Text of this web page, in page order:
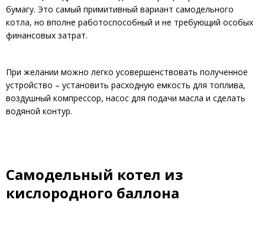
бумагу. Это самый примитивный вариант самодельного
котла, но вполне работоспособный и не требующий особых
финансовых затрат.
При желании можно легко усовершенствовать полученное
устройство – установить расходную емкость для топлива,
воздушный компрессор, насос для подачи масла и сделать
водяной контур.
Самодельный котел из
кислородного баллона